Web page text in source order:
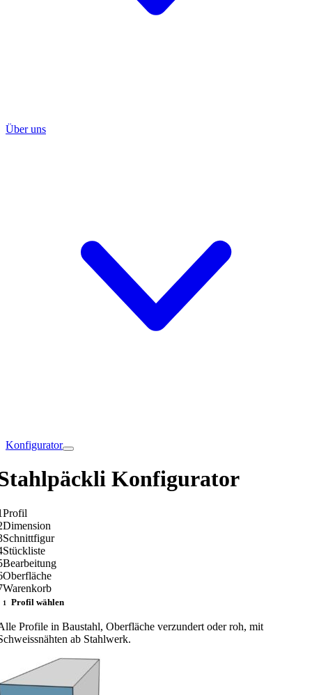
Über uns
Konfigurator
Konfigurator
Profil
Dimension
Schnittfigur
Stückliste
Bearbeitung
Oberfläche
Warenkorb
1 Profil wählen
Profile in Baustahl, Oberfläche verzundert oder roh, mit
ab Stahlwerk.